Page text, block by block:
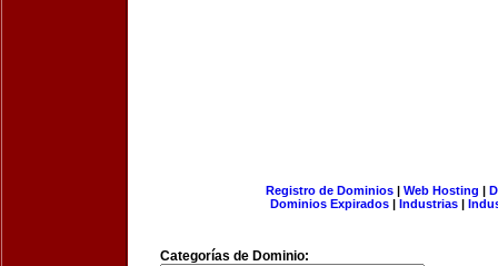
Registro de Dominios| Web Hosting |
Dominios Expirados | Industrias |
Categorías de Dominio: